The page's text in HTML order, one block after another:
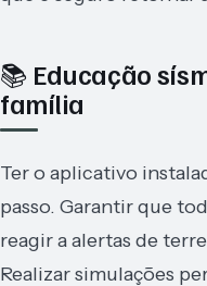
📚 Educação
família
Ter o aplicativo
passo. Garantir que
reagir a alertas de
Realizar simulações